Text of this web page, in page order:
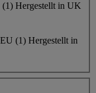
(1) Hergestellt in UK
(1) Hergestellt in